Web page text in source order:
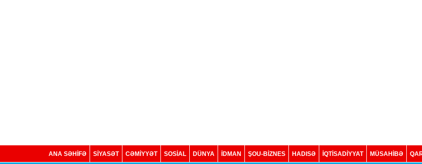
ANA SƏHİFƏ SİYASƏT CƏMİYYƏT SOSIAL DÜNYA İDMAN ŞOU-BİZNES HADISƏ İQTISADIYYAT MÜSAHİBƏ